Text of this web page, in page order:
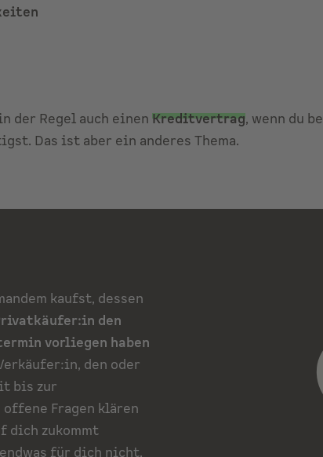
der Regel auch einen Kreditvertrag, wenn du
Das ist aber ein anderes Thema.
kaufst, dessen
den
vorliegen haben
den oder
bis zur
Fragen klären
dich zukommt
für dich nicht,